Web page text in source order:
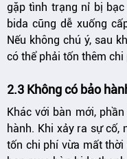
gặp tình trạng nỉ bị
bida cũng dễ xuống
Nếu không chú ý, sau
có thể phải tốn thêm
2.3 Không có bảo
Khác với bàn mới,
hành. Khi xảy ra sự cố,
tốn chi phí vừa mất